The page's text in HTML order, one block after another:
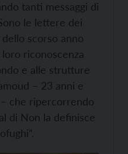
tanti messaggi di
le lettere dei
scorso anno
riconoscenza
e alle strutture
– 23 anni e
che ripercorrendo
di Non la definisce